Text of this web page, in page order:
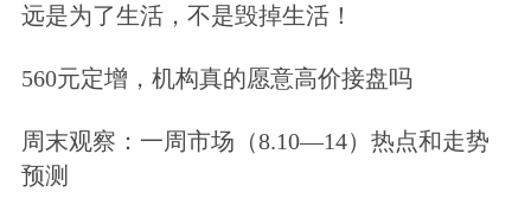
远是为了生活，不是毁掉生活！
560元定增，机构真的愿意高价接盘吗
周末观察：一周市场（8.10—14）热点和走势
预测